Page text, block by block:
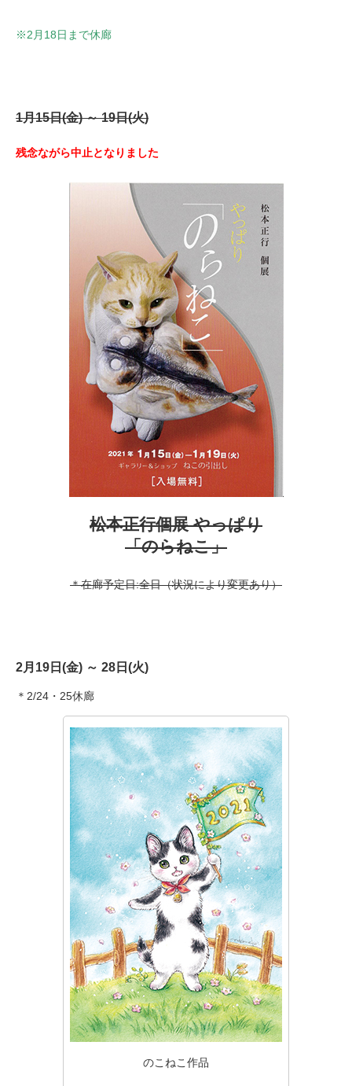
※2月18日まで休廊
1月15日(金) ～ 19日(火)
残念ながら中止となりました
松本正行個展 やっぱり
「のらねこ」
＊在廊予定日:全日（状況により変更あり）
2月19日(金) ～ 28日(火)
＊2/24 ・ 25休廊
のこねこ作品